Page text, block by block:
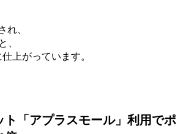
れ、
、
上がっています。
ト「アプラスモール」利用でポ